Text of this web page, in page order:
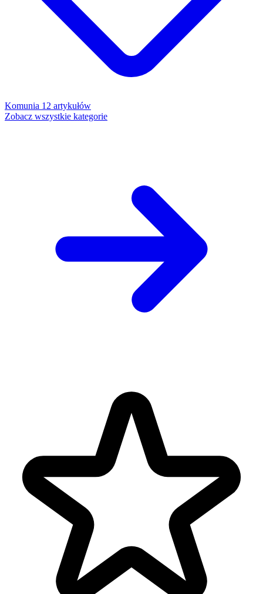
Komunia 12 artykułów
Zobacz wszystkie kategorie